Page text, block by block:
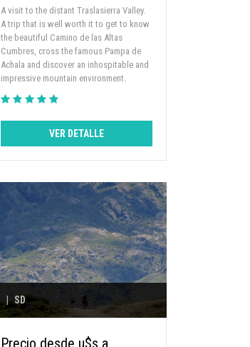
A visit to the distant Traslasierra Valley.
A trip that is well worth it to get to know
the beautiful Camino de las Altas
Cumbres, cross the famous Pampa de
Achala and discover an inhospitable and
impressive mountain environment.
VER DETALLE
SD
Precio desde u$s a